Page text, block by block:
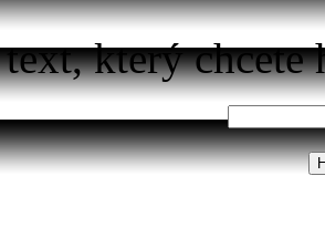
který chcete